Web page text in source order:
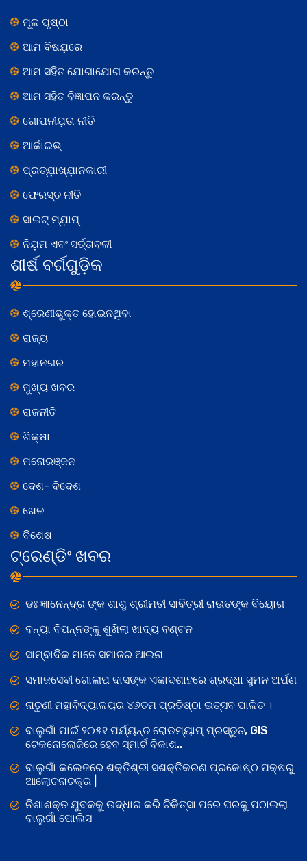
ମୂଳ ପୃଷ୍ଠା
ଆମ ବିଷଯ଼ରେ
ଆମ ସହିତ ଯୋଗାଯୋଗ କରନ୍ତୁ
ଆମ ସହିତ ବିଜ୍ଞାପନ କରନ୍ତୁ
ଗୋପନୀଯ଼ତା ନୀତି
ଆର୍କାଇଭ୍
ପ୍ରତ୍ଯ଼ାଖ୍ଯ଼ାନକାରୀ
ଫେରସ୍ତ ନୀତି
ସାଇଟ୍ ମ୍ଯ଼ାପ୍
ନିଯ଼ମ ଏବଂ ସର୍ତ୍ତାବଳୀ
ଶୀର୍ଷ ବର୍ଗଗୁଡ଼ିକ
ଶ୍ରେଣୀଭୁକ୍ତ ହୋଇନଥିବା
ରାଜ୍ୟ
ମହାନଗର
ମୁଖ୍ୟ ଖବର
ରାଜନୀତି
ଶିକ୍ଷା
ମନୋରଞ୍ଜନ
ଦେଶ- ବିଦେଶ
ଖେଳ
ବିଶେଷ
ଟ୍ରେଣ୍ଡିଂ ଖବର
ଡଃ ଜ୍ଞାନେନ୍ଦ୍ର ଙ୍କ ଶାଶୁ ଶ୍ରୀମତୀ ସାବିତ୍ରୀ ରାଉତଙ୍କ ବିୟୋଗ
ବନ୍ୟା ବିପନ୍ନଙ୍କୁ ଶୁଖିଲା ଖାଦ୍ୟ ବଣ୍ଟନ
ସାମ୍ବାଦିକ ମାନେ ସମାଜର ଆଇନା
ସମାଜସେବୀ ଗୋଲାପ ଦାସଙ୍କ ଏକାଦଶାହରେ ଶ୍ରଦ୍ଧା ସୁମନ ଅର୍ପଣ
ନାଚୁଣୀ ମହାବିଦ୍ୟାଳୟର ୪୬ତମ ପ୍ରତିଷ୍ଠା ଉତ୍ସବ ପାଳିତ ।
ବାଲୁଗାଁ ପାଇଁ ୨୦୫୧ ପର୍ଯ୍ୟନ୍ତ ରୋଡମ୍ୟାପ୍ ପ୍ରସ୍ତୁତ, GIS
ଟେକନୋଲୋଜିରେ ହେବ ସ୍ମାର୍ଟ ବିକାଶ..
ବାଲୁଗାଁ କଲେଜରେ ଶକ୍ତିଶ୍ରୀ ସଶକ୍ତିକରଣ ପ୍ରକୋଷ୍ଠ ପକ୍ଷରୁ
ଆଲୋଚନାଚକ୍ର |
ନିଶାଶକ୍ତ ଯୁବକକୁ ଉଦ୍ଧାର କରି ଚିକିତ୍ସା ପରେ ଘରକୁ ପଠାଇଲା
ବାଲୁଗାଁ ପୋଲିସ